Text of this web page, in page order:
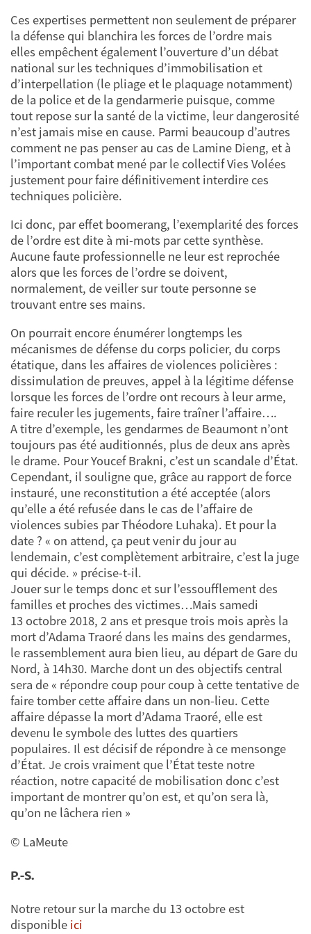
Ces expertises permettent non seulement de préparer
la défense qui blanchira les forces de l’ordre mais
elles empêchent également l’ouverture d’un débat
national sur les techniques d’immobilisation et
d’interpellation (le pliage et le plaquage notamment)
de la police et de la gendarmerie puisque, comme
tout repose sur la santé de la victime, leur dangerosité
n’est jamais mise en cause. Parmi beaucoup d’autres
comment ne pas penser au cas de Lamine Dieng, et à
l’important combat mené par le collectif Vies Volées
justement pour faire définitivement interdire ces
techniques policière.
Ici donc, par effet boomerang, l’exemplarité des forces
de l’ordre est dite à mi-mots par cette synthèse.
Aucune faute professionnelle ne leur est reprochée
alors que les forces de l’ordre se doivent,
normalement, de veiller sur toute personne se
trouvant entre ses mains.
On pourrait encore énumérer longtemps les
mécanismes de défense du corps policier, du corps
étatique, dans les affaires de violences policières :
dissimulation de preuves, appel à la légitime défense
lorsque les forces de l’ordre ont recours à leur arme,
faire reculer les jugements, faire traîner l’affaire….
A titre d’exemple, les gendarmes de Beaumont n’ont
toujours pas été auditionnés, plus de deux ans après
le drame. Pour Youcef Brakni, c’est un scandale d’État.
Cependant, il souligne que, grâce au rapport de force
instauré, une reconstitution a été acceptée (alors
qu’elle a été refusée dans le cas de l’affaire de
violences subies par Théodore Luhaka). Et pour la
date ? « on attend, ça peut venir du jour au
lendemain, c’est complètement arbitraire, c’est la juge
qui décide. » précise-t-il.
Jouer sur le temps donc et sur l’essoufflement des
familles et proches des victimes…Mais samedi
13 octobre 2018, 2 ans et presque trois mois après la
mort d’Adama Traoré dans les mains des gendarmes,
le rassemblement aura bien lieu, au départ de Gare du
Nord, à 14h30. Marche dont un des objectifs central
sera de « répondre coup pour coup à cette tentative de
faire tomber cette affaire dans un non-lieu. Cette
affaire dépasse la mort d’Adama Traoré, elle est
devenu le symbole des luttes des quartiers
populaires. Il est décisif de répondre à ce mensonge
d’État. Je crois vraiment que l’État teste notre
réaction, notre capacité de mobilisation donc c’est
important de montrer qu’on est, et qu’on sera là,
qu’on ne lâchera rien »
© LaMeute
P.-S.
Notre retour sur la marche du 13 octobre est
disponible ici